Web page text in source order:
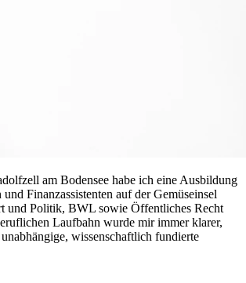
am Bodensee habe ich eine Ausbildung
Finanzassistenten auf der Gemüseinsel
und Politik, BWL sowie Öffentliches Recht
Laufbahn wurde mir immer klarer,
wissenschaftlich fundierte